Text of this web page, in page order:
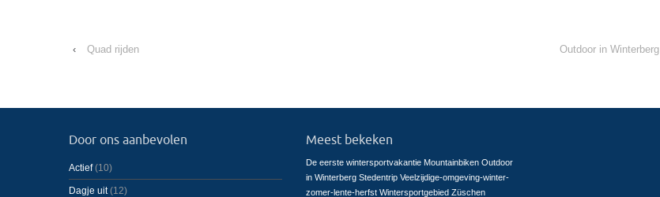
‹ Quad rijden Outdoor in Winterberg
Door ons aanbevolen
Actief(10)
Dagje uit(12)
Meest bekeken
De eerste wintersportvakantie Mountainbiken Outdoor
in Winterberg Stedentrip Veelzijdige-omgeving-winter-
zomer-lente-herfst Wintersportgebied Züschen